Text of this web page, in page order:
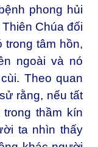
phong hủi
Chúa đối
tâm hồn,
ngoài và nó
Theo quan
rằng, nếu tất
thầm kín
ta nhìn thấy